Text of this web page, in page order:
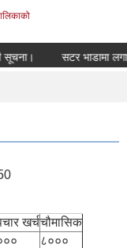
सटर भाडामा
खर्चचौमासिक
८०००